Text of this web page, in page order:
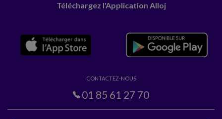
Téléchargez l'Application Alloj
CONTACTEZ-NOUS
01 85 61 27 70